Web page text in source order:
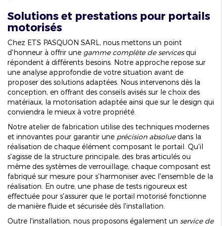
Solutions et prestations pour portails
motorisés
Chez ETS PASQUON SARL, nous mettons un point
d'honneur à offrir une gamme complète de servicesqui
répondent à différents besoins. Notre approche repose sur
une analyse approfondie de votre situation avant de
proposer des solutions adaptées. Nous intervenons dès la
conception, en offrant des conseils avisés sur le choix des
matériaux, la motorisation adaptée ainsi que sur le design qui
conviendra le mieux à votre propriété.
Notre atelier de fabrication utilise des techniques modernes
et innovantes pour garantir une précision absoluedans la
réalisation de chaque élément composant le portail. Qu'il
s'agisse de la structure principale, des bras articulés ou
même des systèmes de verrouillage, chaque composant est
fabriqué sur mesure pour s'harmoniser avec l'ensemble de la
réalisation. En outre, une phase de tests rigoureux est
effectuée pour s'assurer que le portail motorisé fonctionne
de manière fluide et sécurisée dès l'installation.
Outre l'installation, nous proposons également un service de